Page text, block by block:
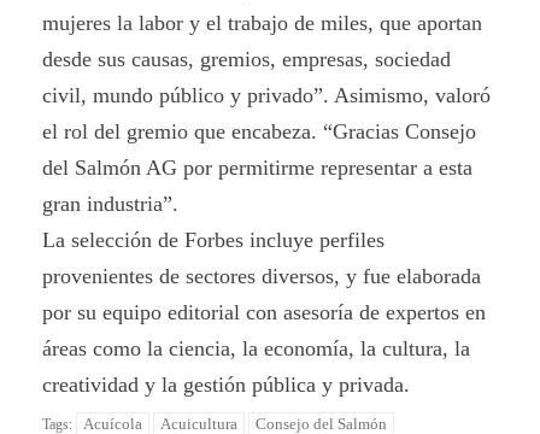
mujeres la labor y el trabajo de miles, que aportan
desde sus causas, gremios, empresas, sociedad
civil, mundo público y privado”. Asimismo, valoró
el rol del gremio que encabeza. “Gracias Consejo
del Salmón AG por permitirme representar a esta
gran industria”.
La selección de Forbes incluye perfiles
provenientes de sectores diversos, y fue elaborada
por su equipo editorial con asesoría de expertos en
áreas como la ciencia, la economía, la cultura, la
creatividad y la gestión pública y privada.
Tags: Acuícola Acuicultura
Consejo del Salmón